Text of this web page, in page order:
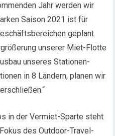
Jahr werden wir
Saison 2021 ist für
geplant.
unserer Miet-Flotte
unseres Stationen-
in 8 Ländern, planen wir
in der Vermiet-Sparte steht
des Outdoor-Travel-